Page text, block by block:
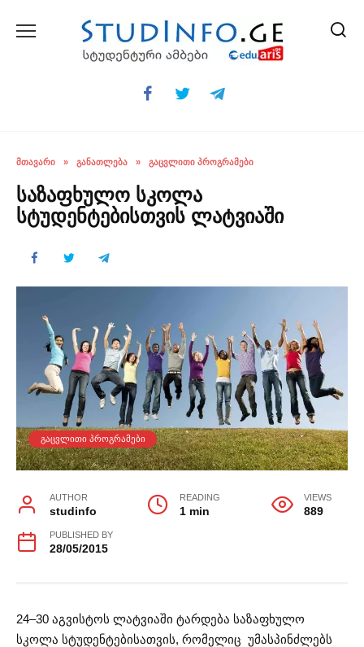
ᲛᲗᲐᲕᲐᲠᲘ » ᲒᲐᲜᲐᲗᲚᲔᲑᲐ » ᲒᲐᲪᲕᲚᲘᲗᲘ ᲞᲠᲝᲒᲠᲐᲛᲔᲑᲘ
საზაფხულო სკოლა
სტუდენტებისთვის ლატვიაში
ᲒᲐᲪᲕᲚᲘᲗᲘ ᲞᲠᲝᲒᲠᲐᲛᲔᲑᲘ
AUTHOR
studinfo
READING
1 min
VIEWS
889
PUBLISHED BY
28/05/2015
24–30 აგვისტოს ლატვიაში ტარდება საზაფხულო
სკოლა სტუდენტებისათვის, რომელიც უმასპინძლებს